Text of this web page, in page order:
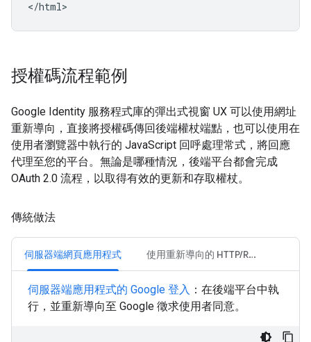
授權碼流程範例
Google Identity 服務程式庫的彈出式視窗 UX 可以使用網址
重新導向，直接將授權碼傳回後端權杖端點，也可以使用在
使用者瀏覽器中執行的 JavaScript 回呼處理常式，將回應
代理至您的平台。無論是哪種情況，後端平台都會完成
OAuth 2.0 流程，以取得有效的更新和存取權杖。
傳統做法
伺服器端網頁應用程式 使用重新導向的 HTTP/REST
伺服器端應用程式的 Google 登入 ：在後端平台中執
行，並重新導向至 Google 徵求使用者同意。